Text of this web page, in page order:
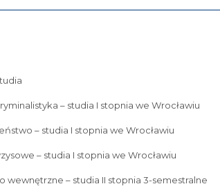
– studia I stopnia we Wrocławiu
– studia I stopnia we Wrocławiu
– studia I stopnia we Wrocławiu
wewnętrzne – studia II stopnia 3-semestralne